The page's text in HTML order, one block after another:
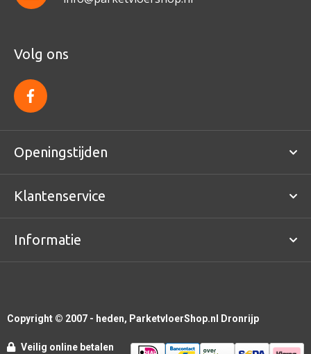
Volg ons
f
a
c
e
o
o
Openingstijden
Klantenservice
Informatie
Copyright © 2007 - heden, ParketvloerShop.nl Dronrijp
Veilig online betalen